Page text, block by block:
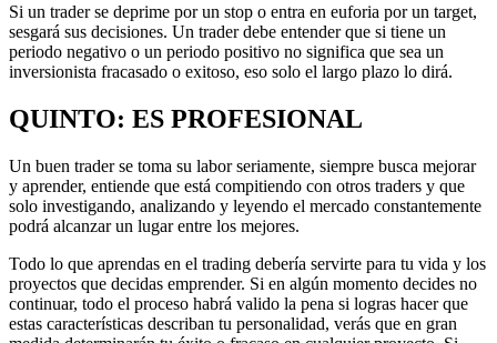
Si un trader se deprime por un stop o entra en euforia por un target,
sesgará sus decisiones. Un trader debe entender que si tiene un
periodo negativo o un periodo positivo no significa que sea un
inversionista fracasado o exitoso, eso solo el largo plazo lo dirá.
QUINTO: ES PROFESIONAL
Un buen trader se toma su labor seriamente, siempre busca mejorar
y aprender, entiende que está compitiendo con otros traders y que
solo investigando, analizando y leyendo el mercado constantemente
podrá alcanzar un lugar entre los mejores.
Todo lo que aprendas en el trading debería servirte para tu vida y los
proyectos que decidas emprender. Si en algún momento decides no
continuar, todo el proceso habrá valido la pena si logras hacer que
estas características describan tu personalidad, verás que en gran